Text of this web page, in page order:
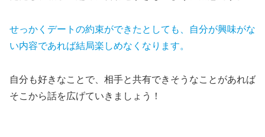
せっかくデートの約束ができたとしても、自分が興味がな
い内容であれば結局楽しめなくなります。
自分も好きなことで、相手と共有できそうなことがあれば
そこから話を広げていきましょう！